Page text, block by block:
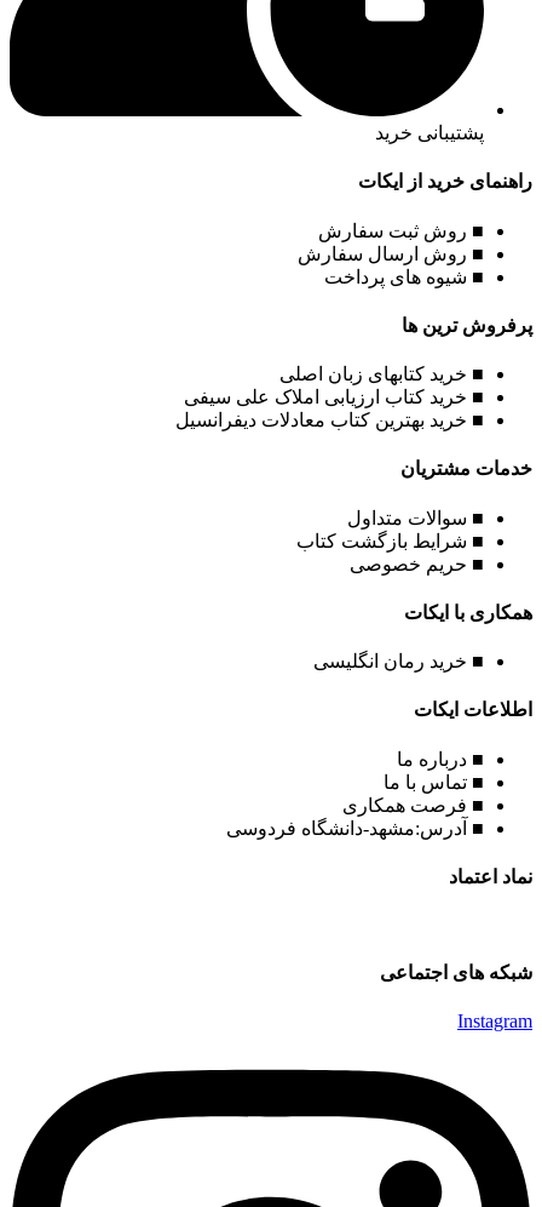
پشتیبانی خرید
راهنمای خرید از ایکات
■ روش ثبت سفارش
■ روش ارسال سفارش
■ شیوه های پرداخت
پرفروش ترین ها
■ خرید کتابهای زبان اصلی
■ خرید کتاب ارزیابی املاک علی سیفی
■ خرید بهترین کتاب معادلات دیفرانسیل
خدمات مشتریان
■ سوالات متداول
■ شرایط بازگشت کتاب
■ حریم خصوصی
همکاری با ایکات
■ خرید رمان انگلیسی
اطلاعات ایکات
■ درباره ما
■ تماس با ما
■ فرصت همکاری
■ آدرس:مشهد-دانشگاه فردوسی
نماد اعتماد
شبکه های اجتماعی
Instagram